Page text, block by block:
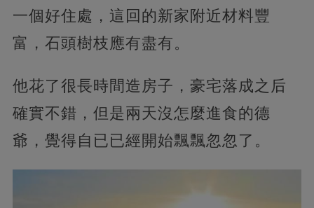
一個好住處，這回的新家附近材料豐
富，石頭樹枝應有盡有。
他花了很長時間造房子，豪宅落成之后
確實不錯，但是兩天沒怎麼進食的德
爺，覺得自已已經開始飄飄忽忽了。